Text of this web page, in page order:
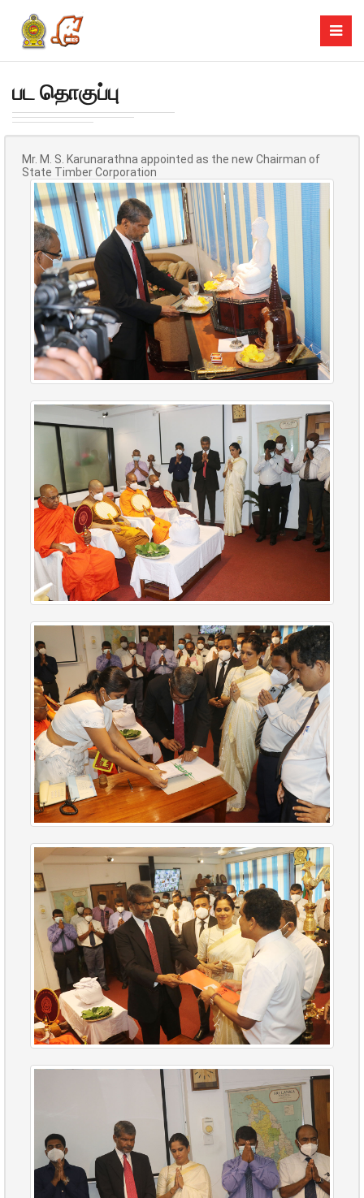
பட தொகுப்பு
Mr. M. S. Karunarathna appointed as the new Chairman of
State Timber Corporation